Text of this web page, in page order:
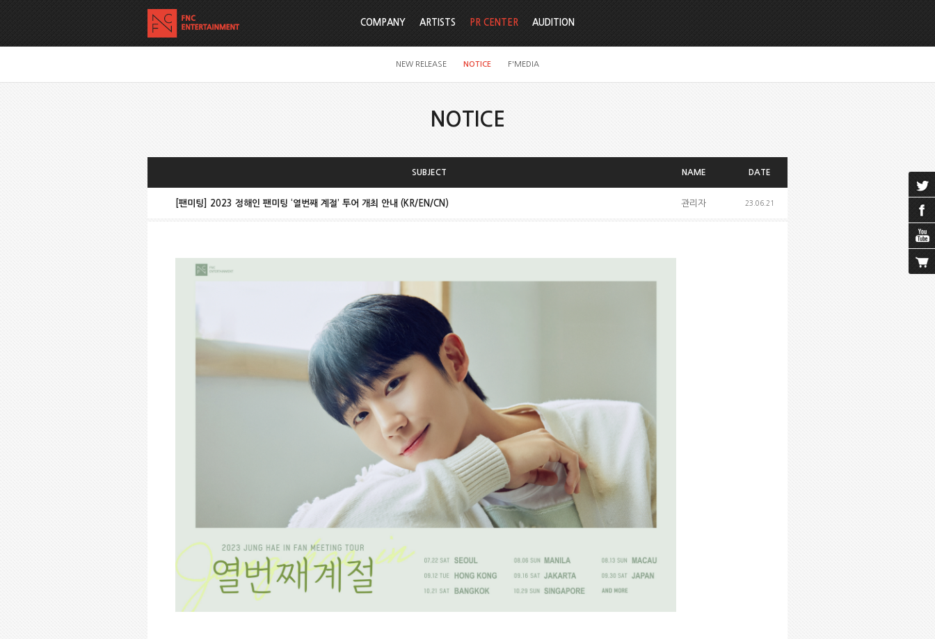
COMPANY ARTISTS PR CENTER
NEW RELEASE NOTICE F'MEDIA
AUDITION
NOTICE
SUBJECT NAME DATE
[팬미팅] 2023 정해인 팬미팅 ‘열번째 계절’ 투어 개최 안내 (KR/EN/CN) 관리자 23.06.21